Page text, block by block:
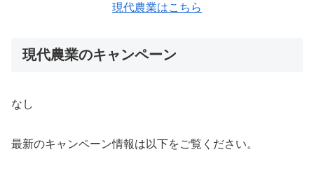
現代農業はこちら
現代農業のキャンペーン
なし
最新のキャンペーン情報は以下をご覧ください。